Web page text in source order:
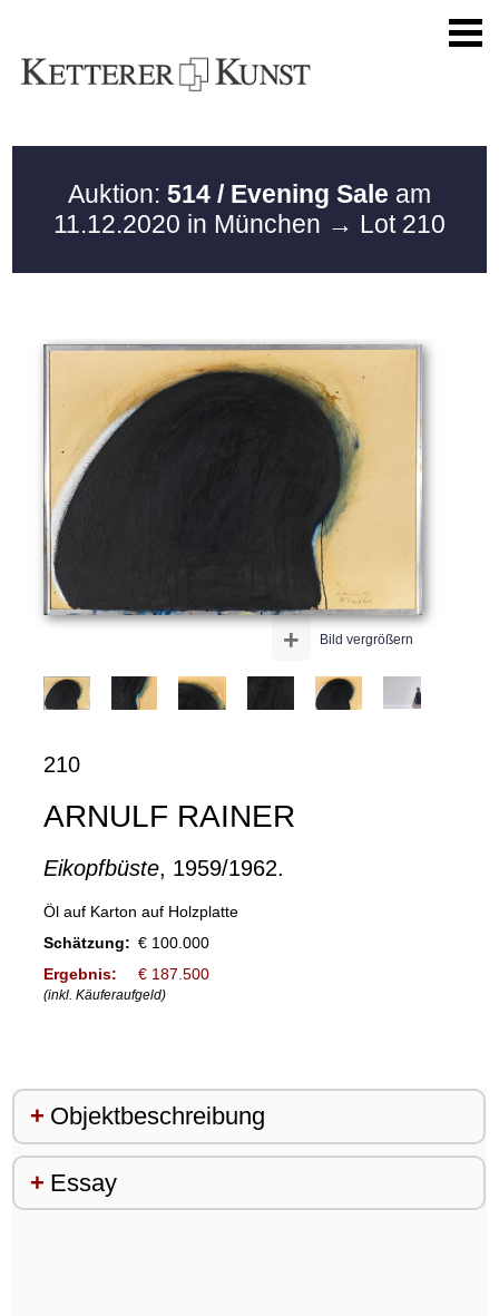
Auktion: 514 / Evening Sale am
11.12.2020 in München → Lot 210
Bild vergrößern
+
210
ARNULF RAINER
Eikopfbüste, 1959/1962.
Öl auf Karton auf Holzplatte
Schätzung: € 100.000
Ergebnis:
€ 187.500
(inkl. Käuferaufgeld)
Objektbeschreibung
Essay